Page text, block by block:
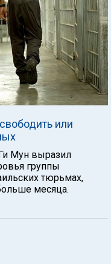
или
Мун выразил
группы
тюрьмах,
месяца.